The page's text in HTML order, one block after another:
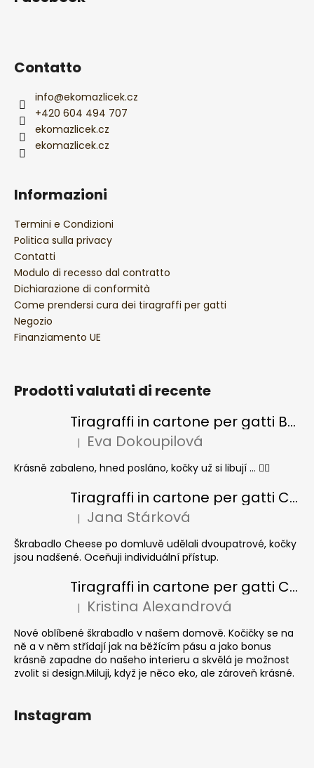
Contatto
info@ekomazlicek.cz
+420 604 494 707
ekomazlicek.cz
ekomazlicek.cz
Informazioni
Termini e Condizioni
Politica sulla privacy
Contatti
Modulo di recesso dal contratto
Dichiarazione di conformità
Come prendersi cura dei tiragraffi per gatti
Negozio
Finanziamento UE
Prodotti valutati di recente
Tiragraffi in cartone per gatti BASIC Colour
La valutazione del prodotto è 5 su 5 stelle.
| Eva Dokoupilová
Krásně zabaleno, hned posláno, kočky už si libují ... 👍🏻
Tiragraffi in cartone per gatti CHEESE ELIPSE colore
La valutazione del prodotto è 5 su 5 stelle.
| Jana Stárková
Škrabadlo Cheese po domluvě udělali dvoupatrové, kočky
jsou nadšené. Oceňuji individuální přístup.
Tiragraffi in cartone per gatti CUBE Colour
La valutazione del prodotto è 5 su 5 stelle.
| Kristina Alexandrová
Nové oblíbené škrabadlo v našem domově. Kočičky se na
ně a v něm střídají jak na běžícím pásu a jako bonus
krásně zapadne do našeho interieru a skvělá je možnost
zvolit si design.Miluji, když je něco eko, ale zároveň krásné.
Instagram